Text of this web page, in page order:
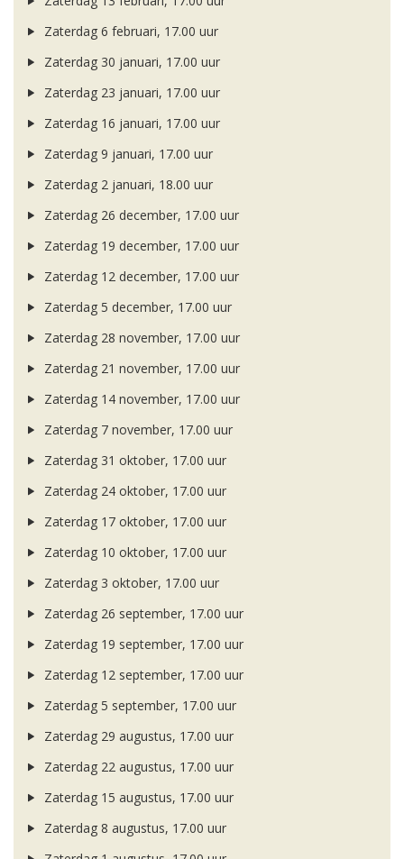
Zaterdag 6 februari, 17.00 uur
Zaterdag 30 januari, 17.00 uur
Zaterdag 23 januari, 17.00 uur
Zaterdag 16 januari, 17.00 uur
Zaterdag 9 januari, 17.00 uur
Zaterdag 2 januari, 18.00 uur
Zaterdag 26 december, 17.00 uur
Zaterdag 19 december, 17.00 uur
Zaterdag 12 december, 17.00 uur
Zaterdag 5 december, 17.00 uur
Zaterdag 28 november, 17.00 uur
Zaterdag 21 november, 17.00 uur
Zaterdag 14 november, 17.00 uur
Zaterdag 7 november, 17.00 uur
Zaterdag 31 oktober, 17.00 uur
Zaterdag 24 oktober, 17.00 uur
Zaterdag 17 oktober, 17.00 uur
Zaterdag 10 oktober, 17.00 uur
Zaterdag 3 oktober, 17.00 uur
Zaterdag 26 september, 17.00 uur
Zaterdag 19 september, 17.00 uur
Zaterdag 12 september, 17.00 uur
Zaterdag 5 september, 17.00 uur
Zaterdag 29 augustus, 17.00 uur
Zaterdag 22 augustus, 17.00 uur
Zaterdag 15 augustus, 17.00 uur
Zaterdag 8 augustus, 17.00 uur